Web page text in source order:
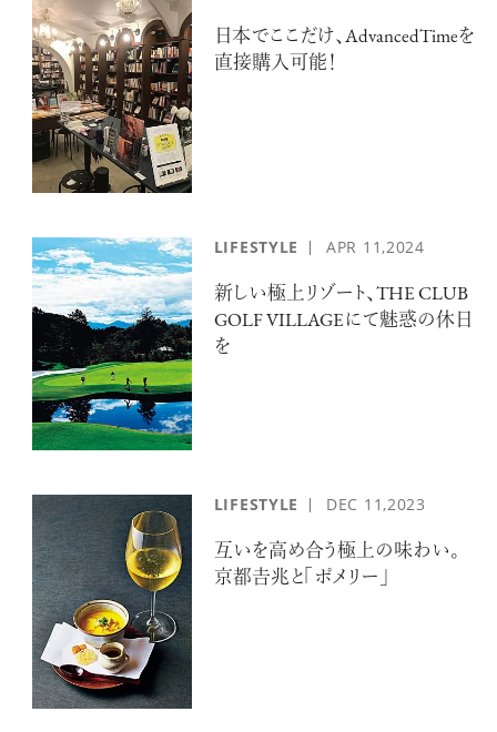
日本でここだけ、AdvancedTimeを
直接購入可能！
LIFESTYLE APR 11,2024
新しい極上リゾート、THE CLUB
GOLF VILLAGEにて魅惑の休日
を
LIFESTYLE DEC 11,2023
互いを高め合う極上の味わい。
京都𠮷兆と「ポメリー」